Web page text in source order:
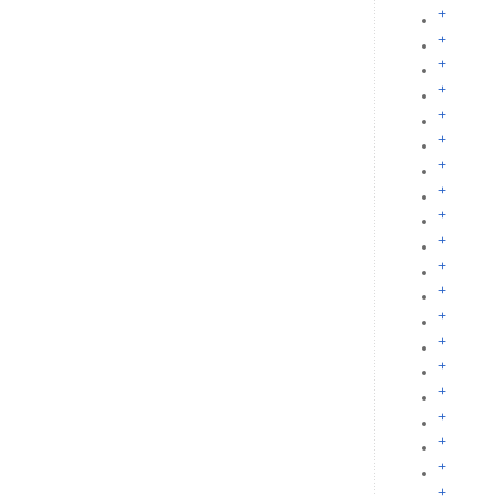
+
+
+
+
+
+
+
+
+
+
+
+
+
+
+
+
+
+
+
+